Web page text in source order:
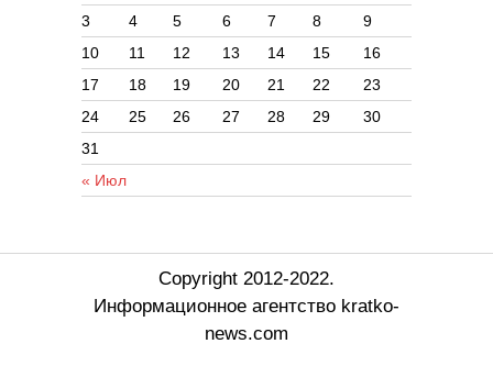
« Июл
3
4 5 6 7 8
9
10
11 12 13 14 15
16
17
18 19 20 21 22
23
24
25 26 27 28 29
30
31
Copyright 2012-2022.
Информационное агентство kratko-
news.com